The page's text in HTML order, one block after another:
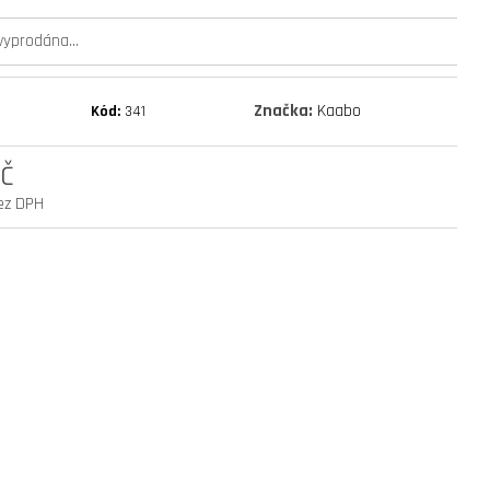
Kód: 341 Značka: Kaabo
DPH
10 eco 800 facelift